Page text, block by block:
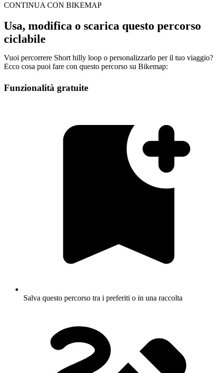
CONTINUA CON BIKEMAP
Usa, modifica o scarica questo percorso
ciclabile
Vuoi percorrere Short hilly loop o personalizzarlo per il tuo viaggio?
Ecco cosa puoi fare con questo percorso su Bikemap:
Funzionalità gratuite
Salva questo percorso tra i preferiti o in una raccolta